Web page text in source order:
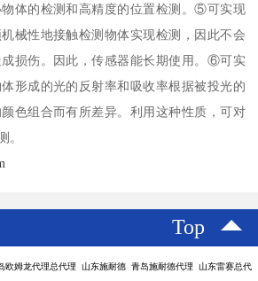
体的检测和高精度的位置检测。⑤可实现
械性地接触检测物体实现检测，因此不会
损伤。因此，传感器能长期使用。⑥可实
形成的光的反射率和吸收率根据被投光的
色组合而有所差异。利用这种性质，可对
。
Top
欧姆龙代理总代理 山东施耐德 青岛施耐德代理 山东雷赛总代